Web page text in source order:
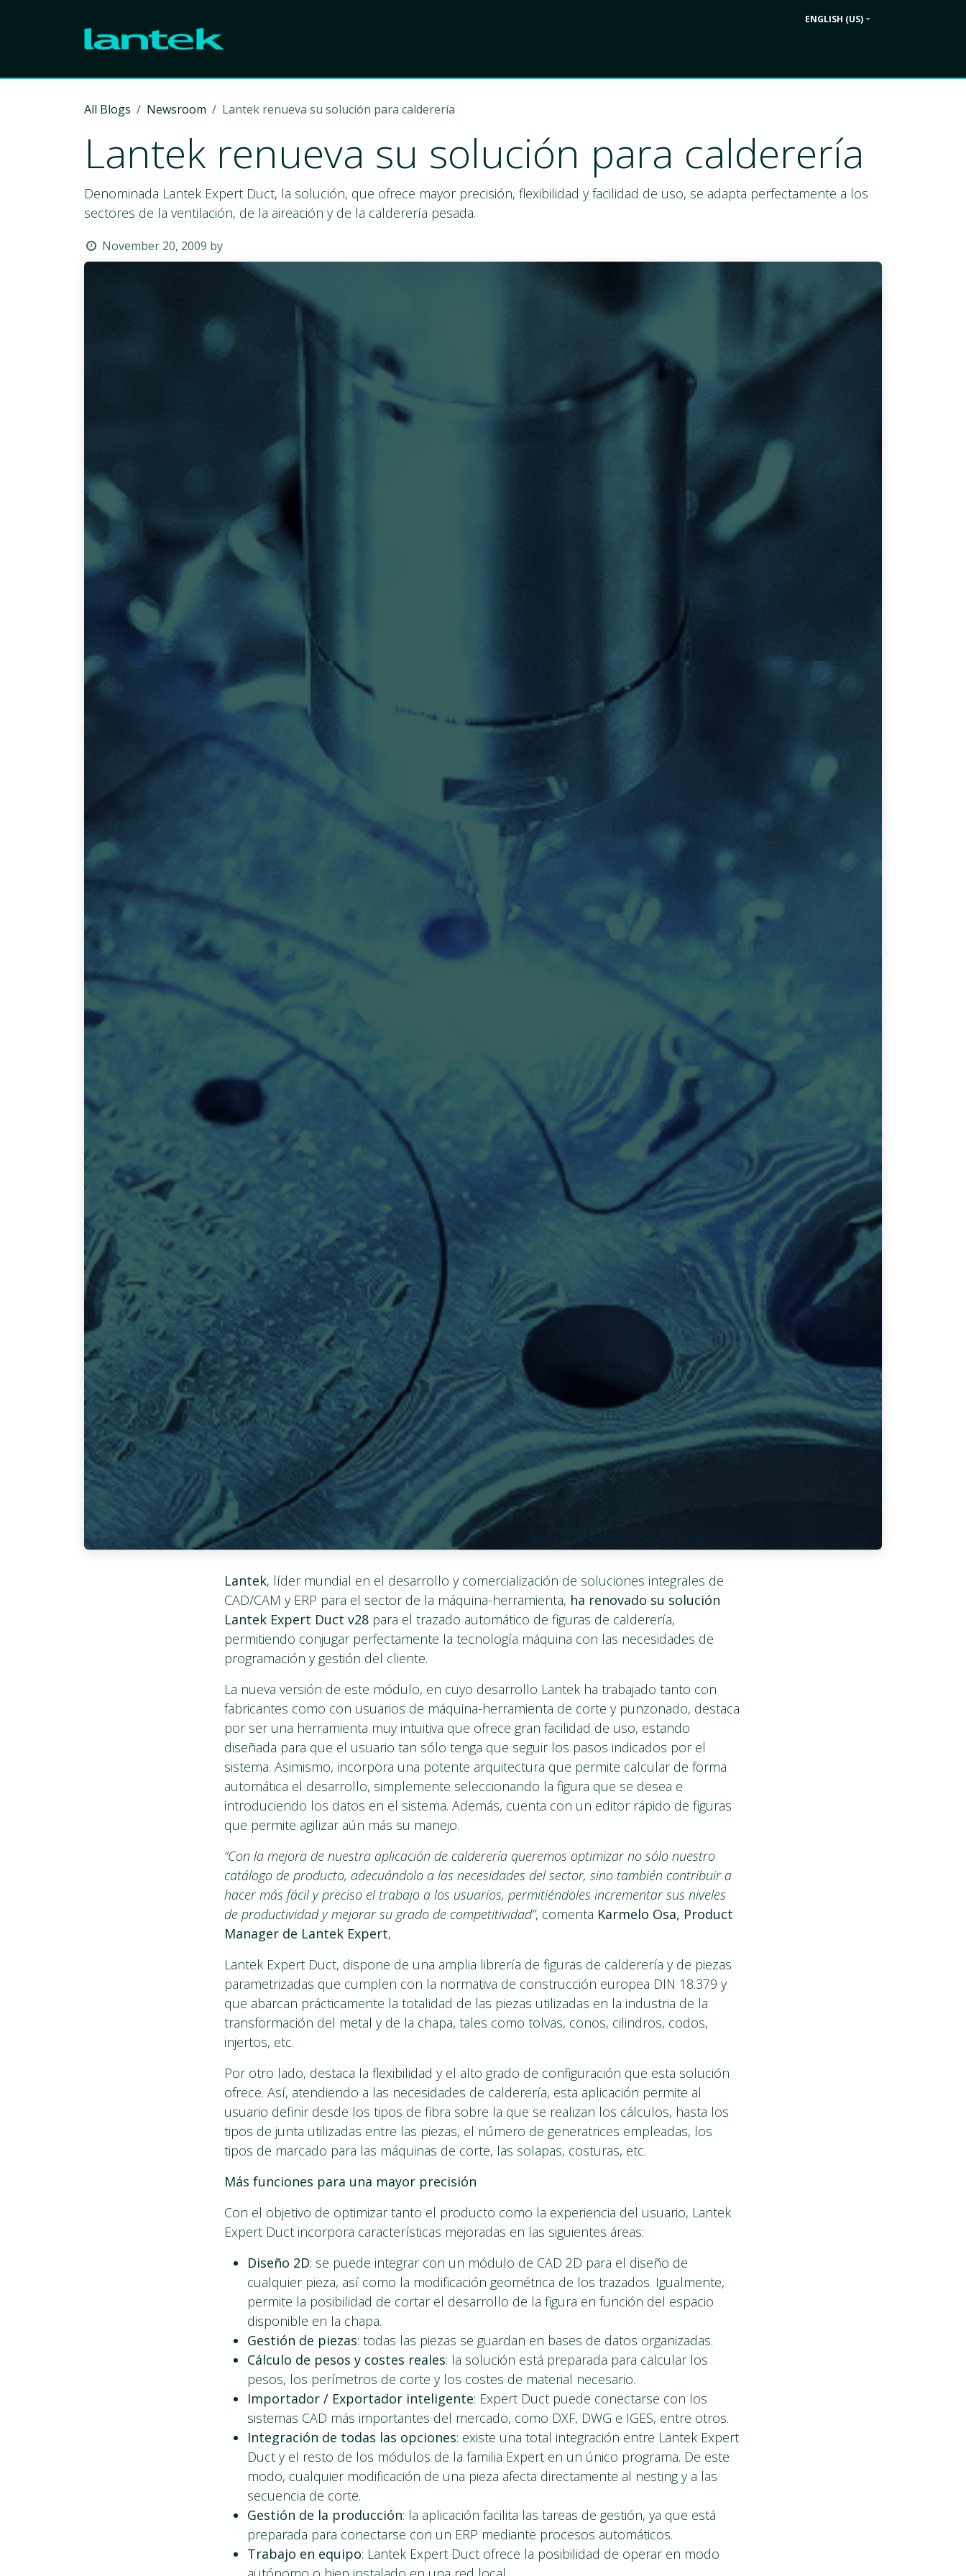
ENGLISH (US)
All Blogs Newsroom Lantek renueva su solución para calderería
Lantek renueva su solución para calderería
Denominada Lantek Expert Duct, la solución, que ofrece mayor precisión, flexibilidad y facilidad de uso, se adapta perfectamente a los
sectores de la ventilación, de la aireación y de la calderería pesada.
November 20, 2009 by
Lantek, líder mundial en el desarrollo y comercialización de soluciones integrales de
CAD/CAM y ERP para el sector de la máquina-herramienta, ha renovado su solución
Lantek Expert Duct v28 para el trazado automático de figuras de calderería,
permitiendo conjugar perfectamente la tecnología máquina con las necesidades de
programación y gestión del cliente.
La nueva versión de este módulo, en cuyo desarrollo Lantek ha trabajado tanto con
fabricantes como con usuarios de máquina-herramienta de corte y punzonado, destaca
por ser una herramienta muy intuitiva que ofrece gran facilidad de uso, estando
diseñada para que el usuario tan sólo tenga que seguir los pasos indicados por el
sistema. Asimismo, incorpora una potente arquitectura que permite calcular de forma
automática el desarrollo, simplemente seleccionando la figura que se desea e
introduciendo los datos en el sistema. Además, cuenta con un editor rápido de figuras
que permite agilizar aún más su manejo.
“Con la mejora de nuestra aplicación de calderería queremos optimizar no sólo nuestro
catálogo de producto, adecuándolo a las necesidades del sector, sino también contribuir a
hacer más fácil y preciso el trabajo a los usuarios, permitiéndoles incrementar sus niveles
de productividad y mejorar su grado de competitividad”, comenta Karmelo Osa, Product
Manager de Lantek Expert,
Lantek Expert Duct, dispone de una amplia librería de figuras de calderería y de piezas
parametrizadas que cumplen con la normativa de construcción europea DIN 18.379 y
que abarcan prácticamente la totalidad de las piezas utilizadas en la industria de la
transformación del metal y de la chapa, tales como tolvas, conos, cilindros, codos,
injertos, etc.
Por otro lado, destaca la flexibilidad y el alto grado de configuración que esta solución
ofrece. Así, atendiendo a las necesidades de calderería, esta aplicación permite al
usuario definir desde los tipos de fibra sobre la que se realizan los cálculos, hasta los
tipos de junta utilizadas entre las piezas, el número de generatrices empleadas, los
tipos de marcado para las máquinas de corte, las solapas, costuras, etc.
Más funciones para una mayor precisión
Con el objetivo de optimizar tanto el producto como la experiencia del usuario, Lantek
Expert Duct incorpora características mejoradas en las siguientes áreas:
Diseño 2D: se puede integrar con un módulo de CAD 2D para el diseño de
cualquier pieza, así como la modificación geométrica de los trazados. Igualmente,
permite la posibilidad de cortar el desarrollo de la figura en función del espacio
disponible en la chapa.
Gestión de piezas: todas las piezas se guardan en bases de datos organizadas.
Cálculo de pesos y costes reales: la solución está preparada para calcular los
pesos, los perímetros de corte y los costes de material necesario.
Importador / Exportador inteligente: Expert Duct puede conectarse con los
sistemas CAD más importantes del mercado, como DXF, DWG e IGES, entre otros.
Integración de todas las opciones: existe una total integración entre Lantek Expert
Duct y el resto de los módulos de la familia Expert en un único programa. De este
modo, cualquier modificación de una pieza afecta directamente al nesting y a las
secuencia de corte.
Gestión de la producción: la aplicación facilita las tareas de gestión, ya que está
preparada para conectarse con un ERP mediante procesos automáticos.
Trabajo en equipo: Lantek Expert Duct ofrece la posibilidad de operar en modo